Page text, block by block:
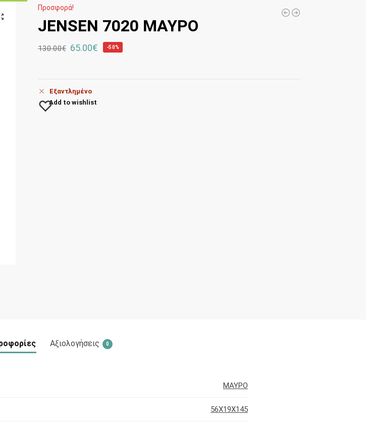
Προσφορά!
JENSEN 7020 ΜΑΥΡΟ
130.00€ 65.00€ -50%
Εξαντλημένο
Add to wishlist
Αξιολογήσεις 0
ΜΑΥΡΟ
56X19X145